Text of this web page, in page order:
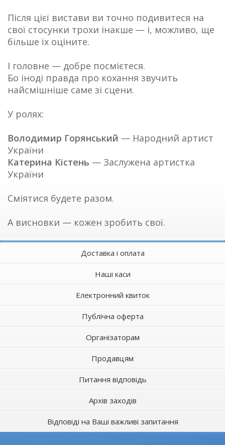
Після цієї вистави ви точно подивитеся на
свої стосунки трохи інакше — і, можливо, ще
більше їх оціните.
І головне — добре посмієтеся.
Бо іноді правда про кохання звучить
найсмішніше саме зі сцени.
У ролях:
Володимир Горянський — Народний артист
України
Катерина Кістень — Заслужена артистка
України
Сміятися будете разом.
А висновки — кожен зробить свої.
Доставка і оплата
Наші каси
Електронний квиток
Публічна оферта
Організаторам
Продавцям
Питання відповідь
Архів заходів
Відповіді на Ваші важливі запитання